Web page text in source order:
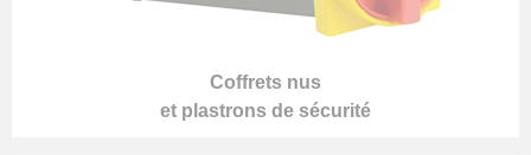
Coffrets nus
et plastrons de sécurité